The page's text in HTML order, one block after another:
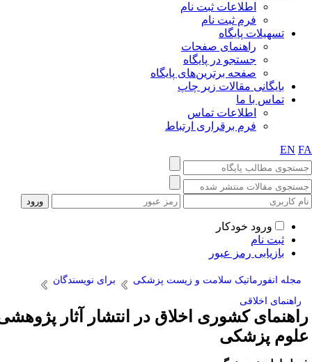
اطلاعات ثبت نام
فرم ثبت نام
تسهیلات پایگاه
راهنمای صفحات
جستجو در پایگاه
صفحه برترین‌های پایگاه
بایگانی مقالات زیر چاپ
تماس با ما
اطلاعات تماس
فرم برقراری ارتباط
EN
ورود خودکار
ثبت نام
بازیابی رمز عبور
مجله انفورماتیک سلامت و زیست پزشکی
برای نویسندگان
راهنمای اخلاقی
کشوری اخلاق در انتشار آثار پژوهشی
پزشکی